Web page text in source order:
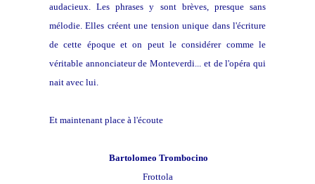
audacieux. Les phrases y sont brèves, presque sans
mélodie. Elles créent une tension unique dans l'écriture
de cette époque et on peut le considérer comme le
véritable annonciateur de Monteverdi... et de l'opéra qui
nait avec lui.
Et maintenant place à l'écoute
Bartolomeo Trombocino
Frottola